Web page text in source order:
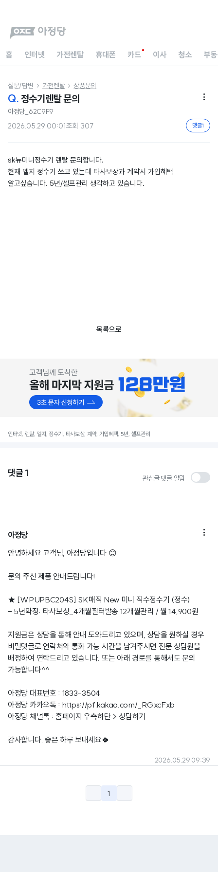
홈 인터넷 가전렌탈 휴대폰 카드 이사 청소 부
질문/답변  가전렌탈  상품문의
Q. 정수기렌탈 문의 
아정당_62C9F9
2026.05.29 00:01조회 307 댓글1
sk뉴미니정수기 렌탈 문의합니다.
현재 엘지 정수기 쓰고 있는데 타사보상과 계약시 가입혜택
알고싶습니다. 5년/셀프관리 생각하고 있습니다.
목록으로
인터넷, 렌탈, 엘지, 정수기, 타사보상, 계약, 가입혜택, 5년, 셀프관리
댓글 1 관심글 댓글 알림
아정당 
안녕하세요 고객님, 아정당입니다 😊
문의 주신 제품 안내드립니다!
★ [WPUPBC204S] SK매직 New 미니 직수정수기 (정수)
- 5년약정: 타사보상_4개월필터발송 12개월관리 / 월 14,900원
지원금은 상담을 통해 안내 도와드리고 있으며, 상담을 원하실 경우
비밀댓글로 연락처와 통화 가능 시간을 남겨주시면 전문 상담원을
배정하여 연락드리고 있습니다. 또는 아래 경로를 통해서도 문의
가능합니다^^
아정당 대표번호 : 1833-3504
아정당 카카오톡 : https://pf.kakao.com/_RGxcFxb
아정당 채널톡 : 홈페이지 우측하단 > 상담하기
감사합니다. 좋은 하루 보내세요🍀
2026.05.29 09:39
1